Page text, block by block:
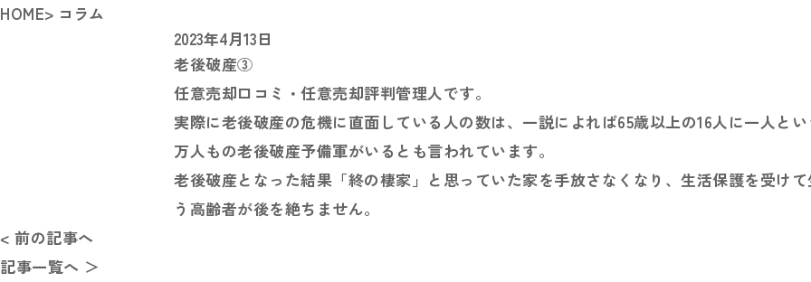
HOME> コラム
2023年4月13日
老後破産③
任意売却口コミ・任意売却評判管理人です。
実際に老後破産の危機に直面している人の数は、一説によれば65歳以上の16人に一人と
万人もの老後破産予備軍がいるとも言われています。
老後破産となった結果「終の棲家」と思っていた家を手放さなくなり、生活保護を受け
う高齢者が後を絶ちません。
< 前の記事へ
記事一覧へ ＞